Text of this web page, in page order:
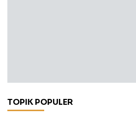
TOPIK POPULER